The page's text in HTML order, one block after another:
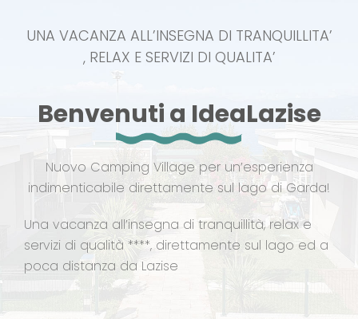
UNA VACANZA ALL’INSEGNA DI TRANQUILLITA’
, RELAX E SERVIZI DI QUALITA’
Benvenuti a IdeaLazise
Nuovo Camping Village per un’esperienza
indimenticabile direttamente sul lago di Garda!
Una vacanza all’insegna di tranquillità, relax e
servizi di qualità ****, direttamente sul lago ed a
poca distanza da Lazise